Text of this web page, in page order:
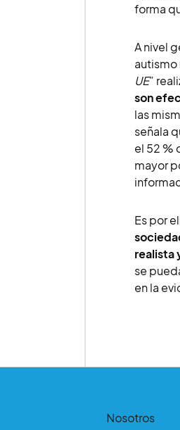
forma
A nivel
autismo
UE”
son
las
señala
el 52 %
mayor
Es por
realista
se
en la
Nosotros